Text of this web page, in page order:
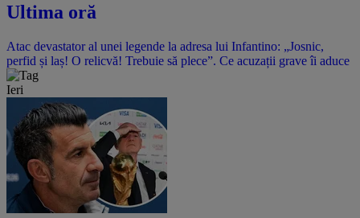
Ultima oră
Atac devastator al unei legende la adresa lui Infantino: „Josnic,
perfid și laș! O relicvă! Trebuie să plece”. Ce acuzații grave îi aduce
Ieri